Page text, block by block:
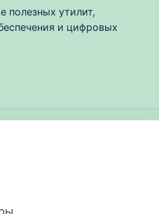
полезных утилит,
и цифровых